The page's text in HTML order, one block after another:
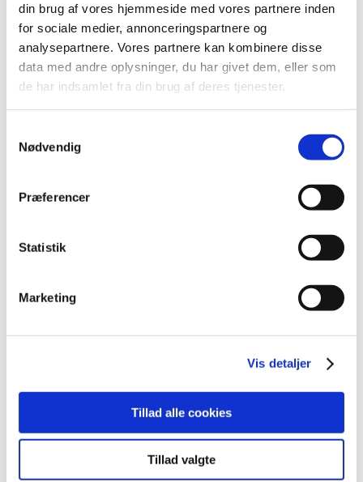
din brug af vores hjemmeside med vores partnere inden
for sociale medier, annonceringspartnere og
analysepartnere. Vores partnere kan kombinere disse
data med andre oplysninger, du har givet dem, eller som
de har indsamlet fra din brug af deres tjenester.
Nødvendig
Præferencer
Statistik
Marketing
Vis detaljer
Tillad alle cookies
Tillad valgte
2022 (10)
2021 (32)
2020 (13)
2019 (41)
2016 (48)
2014 (44)
2012 (44)
oktober (4)